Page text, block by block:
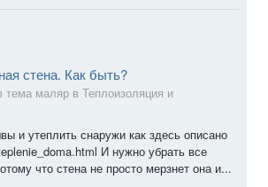
стена. Как быть?
тема маляр в Теплоизоляция и
и утеплить снаружи как здесь описано
И нужно убрать все
что стена не просто мерзнет она и...